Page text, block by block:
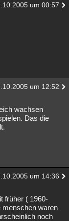
um 00:57
um 12:52
wachsen
Das die
um 14:36
früher ( 1960-
menschen waren
noch